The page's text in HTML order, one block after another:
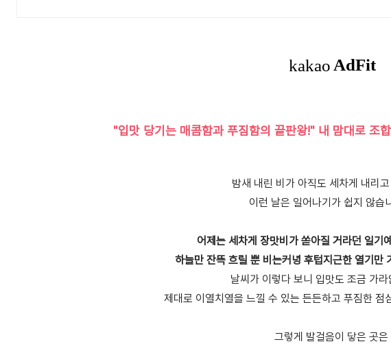
"입맛 당기는 매콤함과 푸짐함의 끝판왕!" 내 맘대로 조
밤새 내린 비가 아직도 세차게 내리
이런 날은 일어나기가 쉽지 않습
어제는 세차게 장맛비가 쏟아질 거라던 일기
하늘만 잔뜩 흐릴 뿐 비는커녕 후텁지근한 열기만
날씨가 이렇다 보니 입맛도 조금 가라
제대로 이열치열을 느낄 수 있는 든든하고 푸짐한 점
그렇게 발걸음이 닿은 곳은